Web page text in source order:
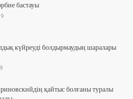
бастауы
күйреуді болдырмаудың шаралары
қайтыс болғаны туралы